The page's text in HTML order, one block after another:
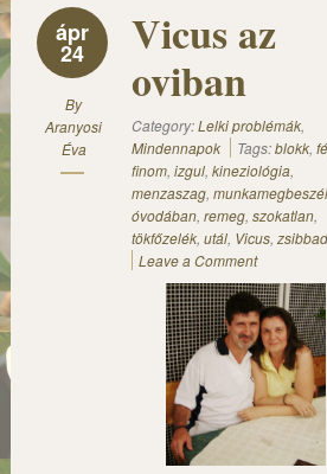
ápr
24
By
Aranyosi
Éva
Vicus az
oviban
Category:Lelki problémák,
Mindennapok
Tags:blokk,
finom, izgul, kineziológia,
menzaszag,
óvodában, remeg, szokatlan,
tökfőzelék, utál, Vicus, zsibbad
Leave a Comment